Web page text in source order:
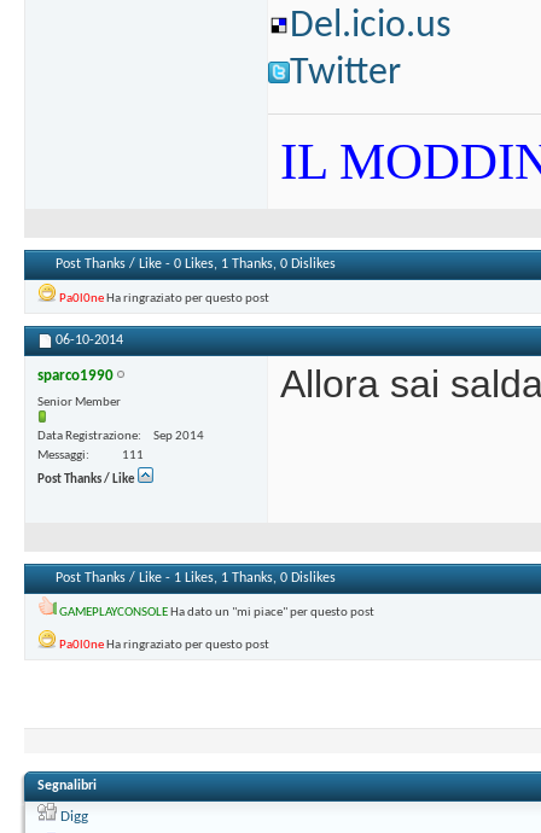
Del.icio.us
Twitter
IL
Post Thanks / Like - 0 Likes, 1 Thanks, 0 Dislikes
Pa0l0ne Ha ringraziato per questo post
06-10-2014
sparco1990
Senior Member
Data Registrazione
Sep 2014
Messaggi
111
Post Thanks / Like
Allora sai
Post Thanks / Like - 1 Likes, 1 Thanks, 0 Dislikes
GAMEPLAYCONSOLE Ha dato un "mi piace" per questo post
Pa0l0ne Ha ringraziato per questo post
Segnalibri
Digg